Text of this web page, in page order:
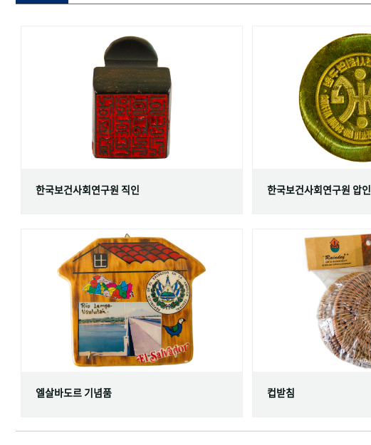
한국보건사회연구원 직인 한국보건사회연구원 압인
엘살바도르 기념품 컵받침